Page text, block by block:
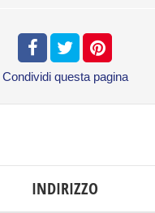
Condividi questa pagina
INDIRIZZO